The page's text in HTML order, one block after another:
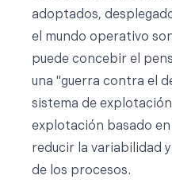
adoptados,
el mundo operativo
puede concebir el
una "guerra contra el
sistema de
explotación basado en
reducir la variabilidad
de los procesos.